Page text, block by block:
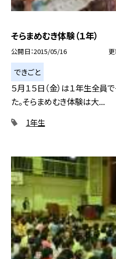
そらまめむき体験（１年）
公開日 2015/05/16
できごと
５月１５日（金）は１年生全
た。そらまめむき体験は大...
1年生